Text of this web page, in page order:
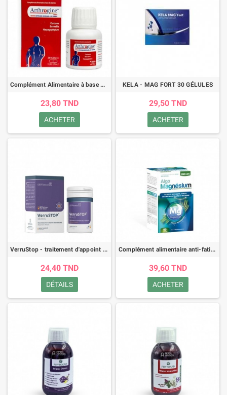
Complément Alimentaire à base de plantes - Arthrogine - 30 Gélules
23,80 TND
ACHETER
KELA - MAG FORT 30 GÉLULES
29,50 TND
ACHETER
VerruStop - traitement d'appoint des verrues - 60 gélules
24,40 TND
DÉTAILS
Complément alimentaire anti-fatigue - Eden Life Algo-mangnésium - 60 comprimés
39,60 TND
ACHETER